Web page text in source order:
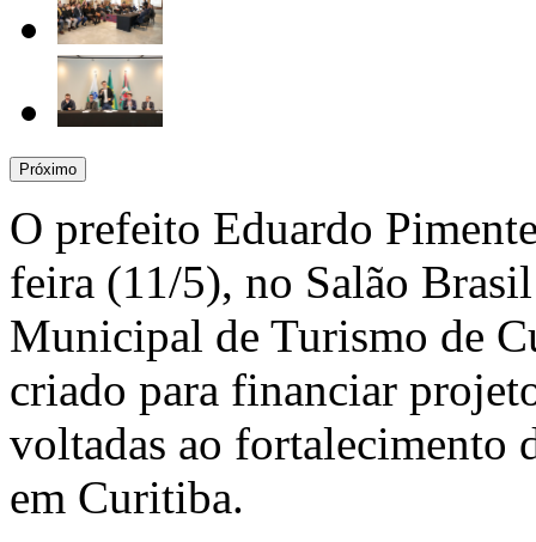
Próximo
O prefeito Eduardo
feira (11/5), no Salão
Municipal de Turismo de
criado para financiar
voltadas ao fortalecimento
em Curitiba.